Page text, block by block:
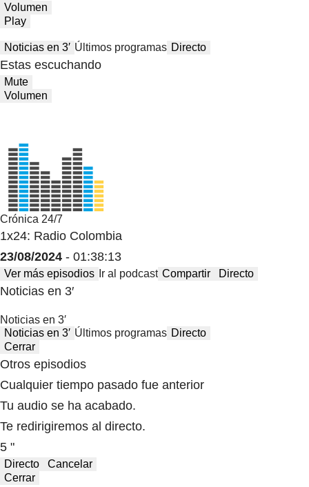
Volumen
Play
Noticias en 3′ Últimos programas Directo
Estas escuchando
Mute
Volumen
Crónica 24/7
1x24: Radio Colombia
23/08/2024 - 01:38:13
Ver más episodios Ir al podcast Compartir Directo
Noticias en 3′
Noticias en 3′
Noticias en 3′ Últimos programas Directo
Cerrar
Otros episodios
Cualquier tiempo pasado fue anterior
Tu audio se ha acabado.
Te redirigiremos al directo.
5 "
Directo
Cancelar
Cerrar